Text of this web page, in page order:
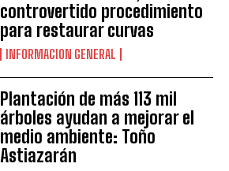
controvertido procedimiento
para restaurar curvas
INFORMACION GENERAL
Plantación de más 113 mil
árboles ayudan a mejorar el
medio ambiente: Toño
Astiazarán